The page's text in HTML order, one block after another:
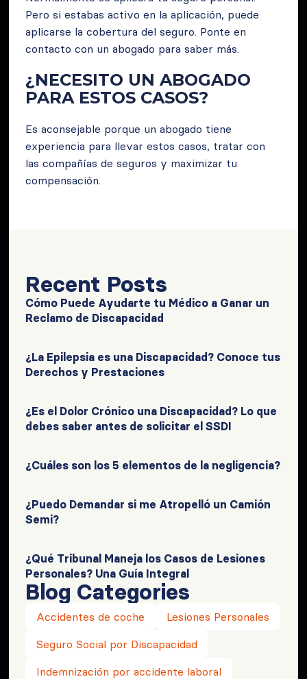
Pero si estabas activo en la aplicación, puede
aplicarse la cobertura del seguro. Ponte en
contacto con un abogado para saber más.
¿NECESITO UN ABOGADO
PARA ESTOS CASOS?
Es aconsejable porque un abogado tiene
experiencia para llevar estos casos, tratar con
las compañías de seguros y maximizar tu
compensación.
Recent Posts
Cómo Puede Ayudarte tu Médico a Ganar un
Reclamo de Discapacidad
¿La Epilepsia es una Discapacidad? Conoce tus
Derechos y Prestaciones
¿Es el Dolor Crónico una Discapacidad? Lo que
debes saber antes de solicitar el SSDI
¿Cuáles son los 5 elementos de la negligencia?
¿Puedo Demandar si me Atropelló un Camión
Semi?
¿Qué Tribunal Maneja los Casos de Lesiones
Personales? Una Guía Integral
Blog Categories
Accidentes de coche
Lesiones Personales
Seguro Social por Discapacidad
Indemnización por accidente laboral